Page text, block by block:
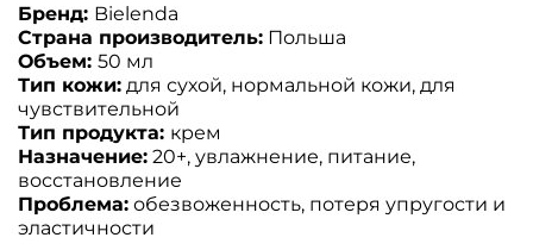
Бренд: Bielenda
Страна производитель: Польша
Объем: 50 мл
Тип кожи: для сухой, нормальной кожи, для
чувствительной
Тип продукта: крем
Назначение: 20+, увлажнение, питание,
восстановление
Проблема: обезвоженность, потеря упругости и
эластичности